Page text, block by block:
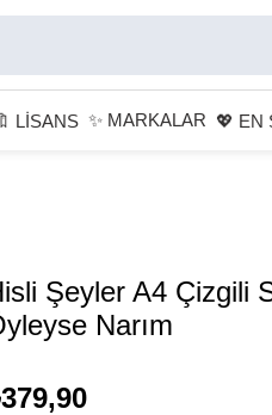
LİSANS ✨ MARKALAR 💖 EN
Şeyler A4 Çizgili
Narım